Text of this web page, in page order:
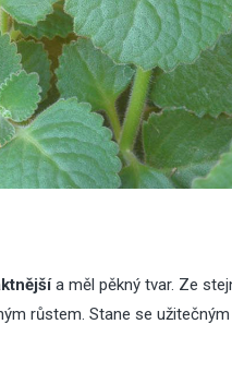
a měl pěkný tvar. Ze
růstem. Stane se
rýmovníku